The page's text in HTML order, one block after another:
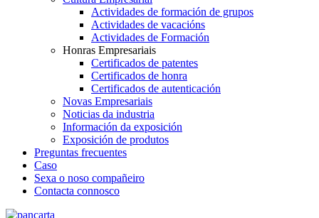
Actividades de formación de grupos
Actividades de vacacións
Actividades de Formación
Honras Empresariais
Certificados de patentes
Certificados de honra
Certificados de autenticación
Novas Empresariais
Noticias da industria
Información da exposición
Exposición de produtos
Preguntas frecuentes
Caso
Sexa o noso compañeiro
Contacta connosco